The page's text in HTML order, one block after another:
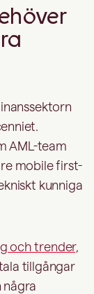
AML-team
mobile first-
kunniga
och trender,
tillgångar
några